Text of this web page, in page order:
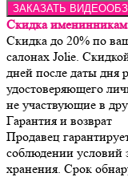
ЗАКАЗАТЬ
Скидка
Скидка до 20% по
салонах Jolie.
дней после даты дня
удостоверяющего
не участвующие в
Гарантия и возврат
Продавец
соблюдении условий
хранения. Срок